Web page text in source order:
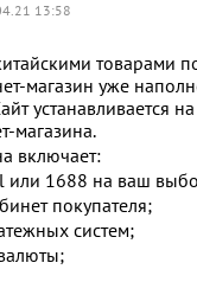
13:58
товарами
магазин уже
магазина.
включает:
или 1688 на ваш
покупателя;
систем;